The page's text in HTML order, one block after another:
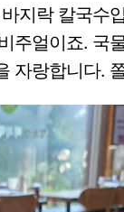
지락 칼국수
주얼이죠. 국
자랑합니다.